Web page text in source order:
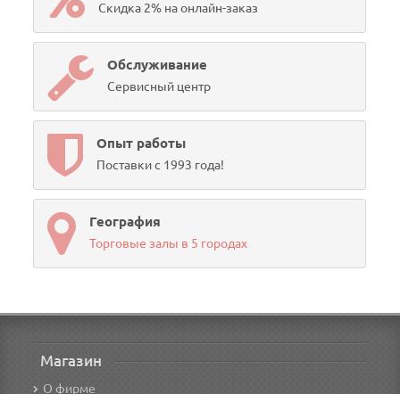
Скидка 2% на онлайн-заказ
Обслуживание
Сервисный центр
Опыт работы
Поставки с 1993 года!
География
Торговые залы в 5 городах
Магазин
О фирме